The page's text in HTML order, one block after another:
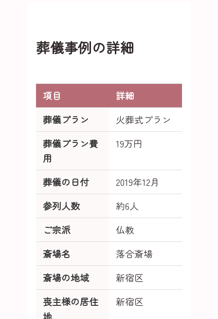
葬儀事例の詳細
項目
詳細
葬儀プラン
火葬式プラン
葬儀プラン費
用
19万円
葬儀の日付
2019年12月
参列人数
約6人
ご宗派
仏教
斎場名
落合斎場
斎場の地域
新宿区
喪主様の居住
地
新宿区